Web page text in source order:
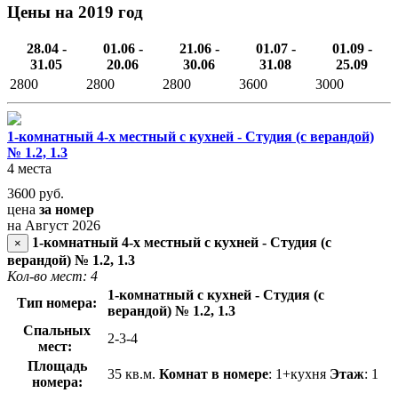
Цены на 2019 год
28.04 -
31.05
01.06 -
20.06
21.06 -
30.06
01.07 -
31.08
01.09 -
25.09
2800
2800 2800 3600 3000
1-комнатный 4-х местный с кухней - Студия (с верандой)
№ 1.2, 1.3
4 места
3600 руб.
цена за номер
на Август 2026
×
1-комнатный 4-х местный с кухней - Студия (с
верандой) № 1.2, 1.3
Кол-во мест: 4
Тип номера:
1-комнатный с кухней - Студия (с
верандой) № 1.2, 1.3
Спальных
мест:
2-3-4
Площадь
номера:
35 кв.м. Комнат в номере: 1+кухня Этаж: 1